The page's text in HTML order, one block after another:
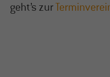
geht’s zur